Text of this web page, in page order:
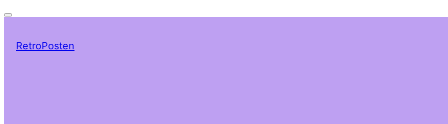
RetroPosten